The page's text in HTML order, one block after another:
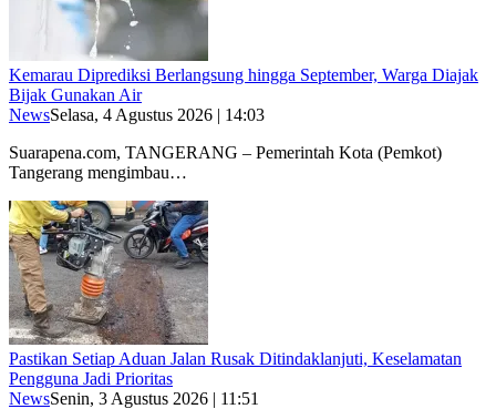
Kemarau Diprediksi Berlangsung hingga September, Warga Diajak
Bijak Gunakan Air
NewsSelasa, 4 Agustus 2026 | 14:03
Suarapena.com, TANGERANG – Pemerintah Kota (Pemkot)
Tangerang mengimbau…
Pastikan Setiap Aduan Jalan Rusak Ditindaklanjuti, Keselamatan
Pengguna Jadi Prioritas
NewsSenin, 3 Agustus 2026 | 11:51